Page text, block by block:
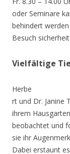
oder Seminare
behindert
Besuch
Vielfältige
Herbe
rt und Dr. Janine
ihrem
beobachtet und
sie ihr
Dabei erstaunt